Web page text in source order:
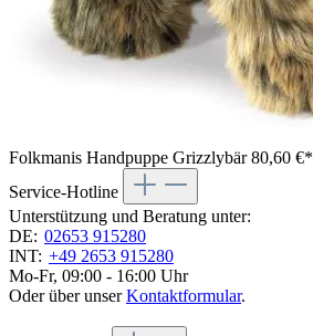
Folkmanis Handpuppe Grizzlybär80,60 €*
Service-Hotline
Unterstützung und Beratung unter:
DE: 02653 915280
INT: +49 2653 915280
Mo-Fr, 09:00 - 16:00 Uhr
Oder über unserKontaktformular.